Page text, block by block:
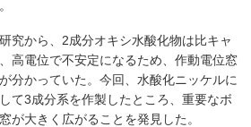
究から、2成分オキシ水酸化物は比キャ
高電位で不安定になるため、作動電位窓
分かっていた。今回、水酸化ニッケルに
て3成分系を作製したところ、重要なボ
が大きく広がることを発見した。